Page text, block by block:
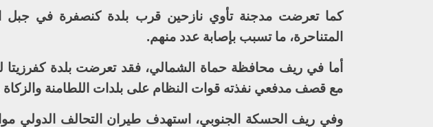
كما تعرضت مدجنة تأوي نازحين قرب بلدة كنصفرة في جبل
المتناحرة، ما تسبب بإصابة عدد منهم.
أما في ريف محافظة حماة الشمالي، فقد تعرضت بلدة كفرزيتا
مع قصف مدفعي نفذته قوات النظام على بلدات اللطامنة
وفي ريف الحسكة الجنوبي، استهدف طيران التحالف الدولي